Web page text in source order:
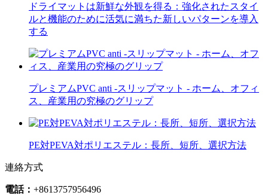
ドライマットは新鮮な外観を得る：強化されたスタイ
ルと機能のために活気に満ちた新しいパターンを導入
する
プレミアムPVC anti -スリップマット - ホーム、オフィ
ス、産業用の究極のグリップ
PE対PEVA対ポリエステル：長所、短所、選択方法
連絡方式
電話： +8613757956496